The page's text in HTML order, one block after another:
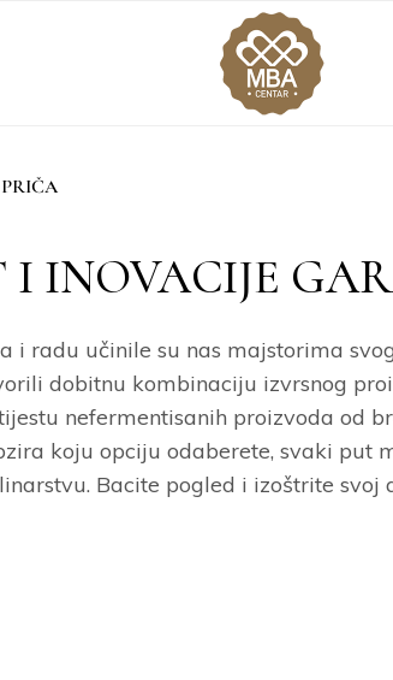
INOVACIJE
i radu učinile su nas majstorima
dobitnu kombinaciju izvrsnog
nefermentisanih proizvoda od
koju opciju odaberete, svaki put
Bacite pogled i izoštrite